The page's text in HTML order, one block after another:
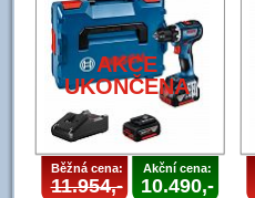
AKCE
UKONČENA
Běžná cena:
11.954,-
Akční cena:
10.490,-